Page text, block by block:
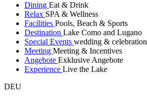
Dining Eat & Drink
Relax SPA & Wellness
Facilities Pools, Beach & Sports
Destination Lake Como and Lugano
Special Events wedding &
Meeting Meeting & Incentives
Angebote Exklusive Angebote
Experience Live the Lake
DEU